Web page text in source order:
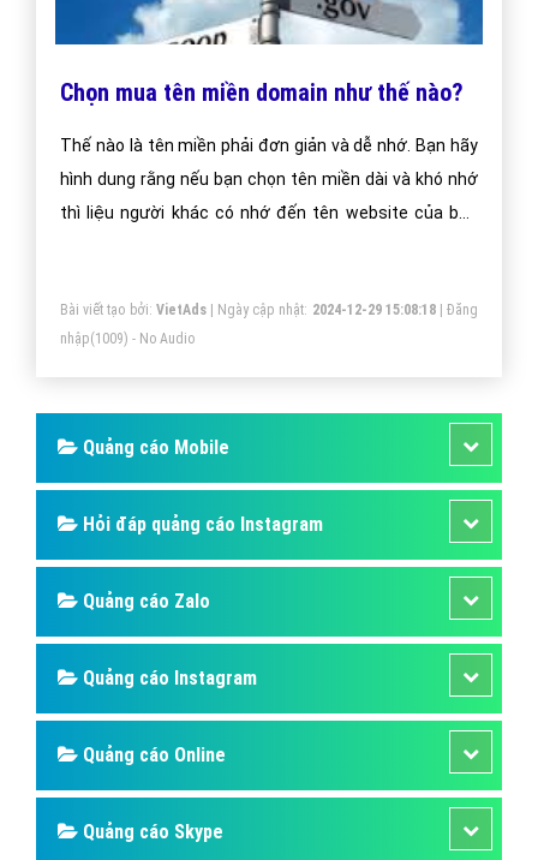
Chọn mua tên miền domain như thế nào?
Thế nào là tên miền phải đơn giản và dễ nhớ. Bạn hãy
hình dung rằng nếu bạn chọn tên miền dài và khó nhớ
thì liệu người khác có nhớ đến tên website của bạn
Bài viết tạo bởi: VietAds| Ngày cập nhật: 2024-12-29 15:08:18|Đăng
nhập(1009) - No Audio
Quảng cáo Mobile
Hỏi đáp quảng cáo Instagram
Quảng cáo Zalo
Quảng cáo Instagram
Quảng cáo Online
Quảng cáo Skype